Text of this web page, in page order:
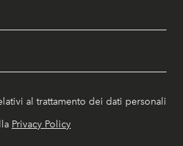
al trattamento dei dati personali
Privacy Policy